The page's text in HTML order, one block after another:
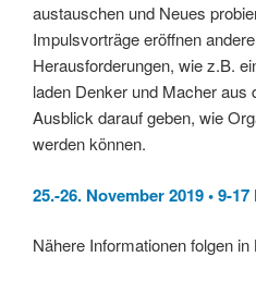
austauschen und Neues
Impulsvorträge eröffnen
Herausforderungen, wie z.B.
laden Denker und Macher aus
Ausblick darauf geben, wie
werden können.
25.-26. November 2019 • 9-
Nähere Informationen folgen in